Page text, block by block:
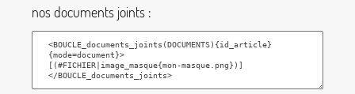
nos documents joints :